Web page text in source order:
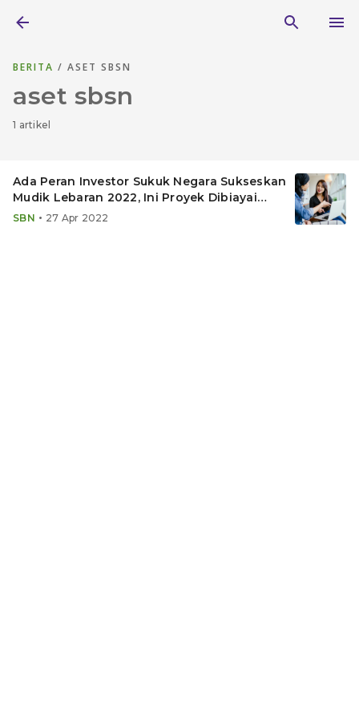
BERITA / ASET SBSN
aset sbsn
1 artikel
Ada Peran Investor Sukuk Negara Sukseskan
Mudik Lebaran 2022, Ini Proyek Dibiayai
SBSN
SBN • 27 Apr 2022